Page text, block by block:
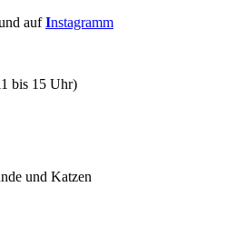
aufInstagramm
bis 15 Uhr)
und Katzen